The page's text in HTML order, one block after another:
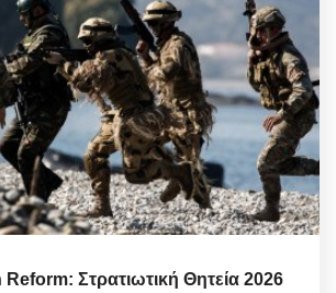
Στρατιωτική Θητεία 2026